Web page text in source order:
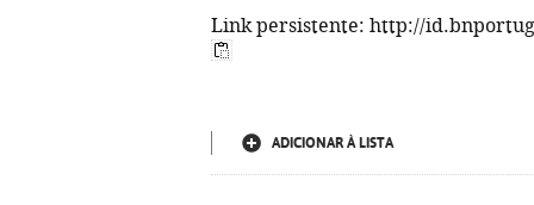
Link persistente: http://
ADICIONAR À LISTA